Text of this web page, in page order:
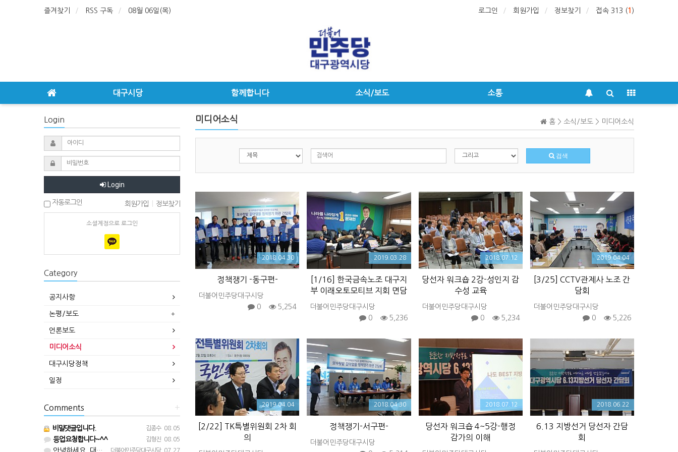
즐겨찾기 RSS 구독 08월 06일(목) 로그인 회원가입 정보찾기 접속 313 (1 )
대구시당 함께합니다 소식/보도 소통
홈 > 소식/보도 > 미디어소식
미디어소식
검색
2018.04.30
정책쟁기 -동구편-
더불어민주당대구시당
0
5,254
2019.03.28
[1/16] 한국금속노조 대구지
부 이래오토모티브 지회 면담
더불어민주당대구시당
0
5,236
2018.07.12
당선자 워크숍 2강-성인지 감
수성 교육
더불어민주당대구시당
0
5,234
2019.04.04
[3/25] CCTV관제사 노조 간
담회
더불어민주당대구시당
0
5,226
2019.04.04
[2/22] TK특별위원회 2차 회
의
2018.04.30
정책쟁기-서구편-
더불어민주당대구시당
2018.07.12
당선자 워크숍 4~5강-행정
감가의 이해
2018.06.22
6.13 지방선거 당선자 간담
회
Login
Login
자동로그인 회원가입 정보찾기
소셜계정으로 로그인
Category
공지사항
논평/보도
언론보도
미디어소식
대구시당정책
일정
+
Comments
김종수 08.05
비밀댓글입니다.
김형진 08.05
등업요청합니다~^^
더불어민주당대구시당 07.27
안녕하세요. 대구시당입니다. 등업 완료되었습니다^^